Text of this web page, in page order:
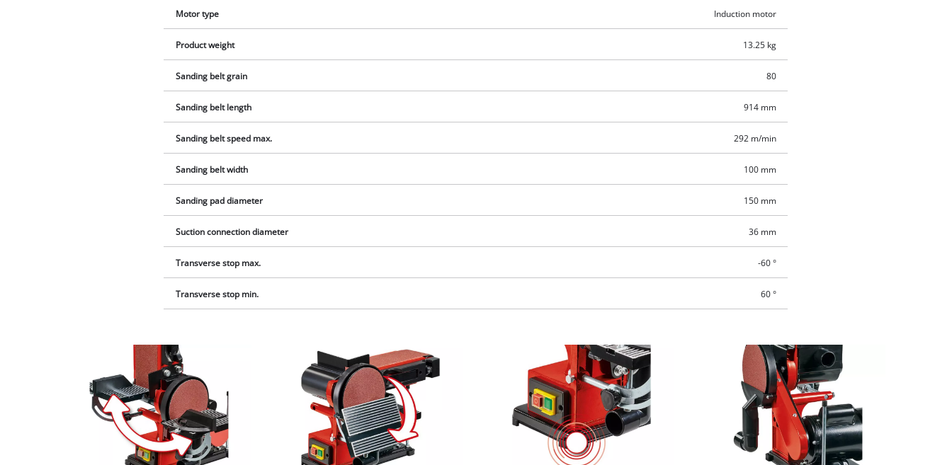
We need your consent to load the
Google Maps service!
This content is not permitted to load due
to trackers that are not disclosed to the
visitor. The website owner needs to setup
Motor type Induction motor
Product weight 13.25 kg
Sanding belt grain 80
Sanding belt length 914 mm
Sanding belt speed max. 292 m/min
Sanding belt width 100 mm
Sanding pad diameter 150 mm
Suction connection diameter 36 mm
Transverse stop max. -60 °
Transverse stop min. 60 °